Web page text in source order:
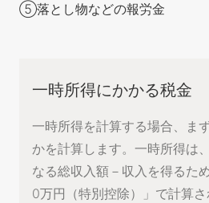
⑤落とし物などの報労金
一時所得にかかる税金
一時所得を計算する場合、ま
かを計算します。一時所得は
なる総収入額－収入を得るた
0万円（特別控除）」で計算さ